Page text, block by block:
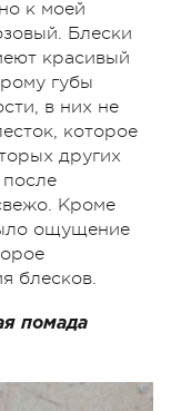
к моей
Блески
красивый
губы
в них не
которое
других
Кроме
ощущение
блесков.
помада